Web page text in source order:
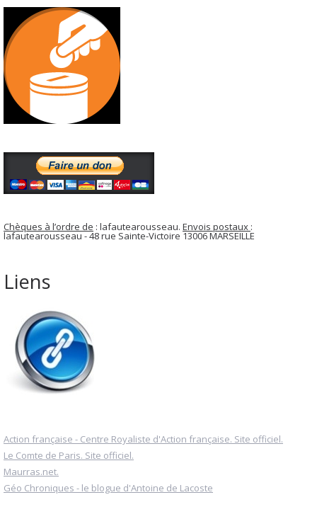
Chèques à l’ordre de : lafautearousseau. Envois postaux :
lafautearousseau - 48 rue Sainte-Victoire 13006 MARSEILLE
Liens
Action française - Centre Royaliste d'Action française. Site officiel.
Le Comte de Paris. Site officiel.
Maurras.net.
Géo Chroniques - le blogue d'Antoine de Lacoste